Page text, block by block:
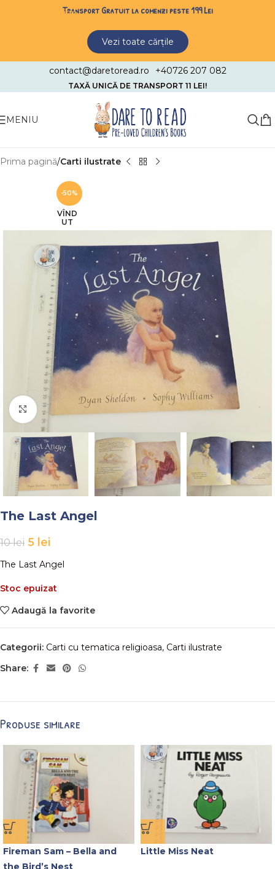
Skip to navigationTransport Gratuit la comenzi peste 199 Lei
Vezi toate cărțile
contact@daretoread.ro +40726 207 082
TAXĂ UNICĂ DE TRANSPORT 11 LEI!
MENIU
Prima pagină Carti ilustrate
-50%
VÎND
UT
Faceți click pentru a mări
The Last Angel
10lei 5 lei
The Last Angel
Stoc epuizat
Adaugă la favorite
Categorii: Carti cu tematica religioasa, Carti ilustrate
Share:
Produse similare
Fireman Sam – Bella and
the Bird’s Nest
Little Miss Neat